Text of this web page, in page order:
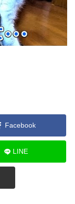
Facebook
LINE